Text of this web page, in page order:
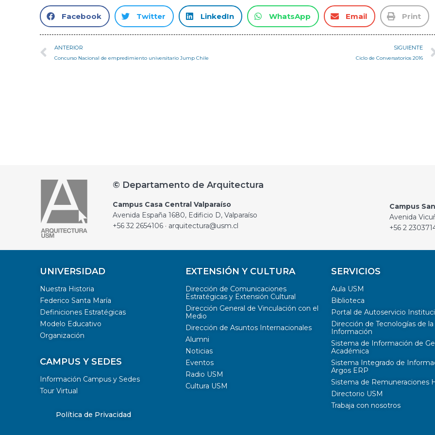
Facebook Twitter LinkedIn WhatsApp Email Print
ANTERIOR
Concurso Nacional de empredimiento universitario Jump Chile
SIGUIENTE
Ciclo de Conversatorios 2016
© Departamento de Arquitectura
Campus Casa Central Valparaíso
Avenida España 1680, Edificio D, Valparaíso
+56 32 2654106 · arquitectura@usm.cl
Campus
Avenida
+56 2
UNIVERSIDAD
Nuestra Historia
Federico Santa María
Definiciones Estratégicas
Modelo Educativo
Organización
CAMPUS Y SEDES
Información Campus y Sedes
Tour Virtual
Política de Privacidad
EXTENSIÓN Y CULTURA
Dirección de Comunicaciones
Estratégicas y Extensión Cultural
Dirección General de Vinculación con el
Medio
Dirección de Asuntos Internacionales
Alumni
Noticias
Eventos
Radio USM
Cultura USM
SERVICIOS
Aula USM
Biblioteca
Portal de Autoservicio
Dirección de Tecnologías de la
Información
Sistema de Información de
Académica
Sistema Integrado de
Argos ERP
Sistema de Remuneraciones
Directorio USM
Trabaja con nosotros